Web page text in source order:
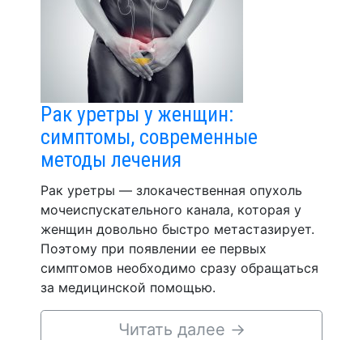
Рак уретры у женщин:
симптомы, современные
методы лечения
Рак уретры — злокачественная опухоль
мочеиспускательного канала, которая у
женщин довольно быстро метастазирует.
Поэтому при появлении ее первых
симптомов необходимо сразу обращаться
за медицинской помощью.
Читать далее →